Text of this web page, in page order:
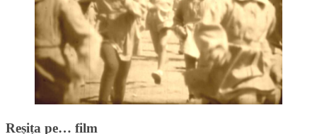
Reșița pe… film